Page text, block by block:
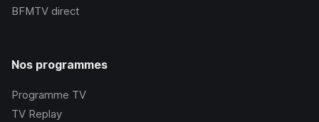
BFMTV direct
Nos programmes
Programme TV
TV Replay